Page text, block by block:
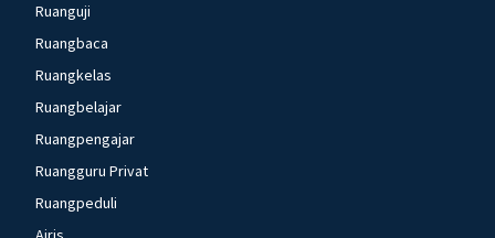
Ruanguji
Ruangbaca
Ruangkelas
Ruangbelajar
Ruangpengajar
Ruangguru Privat
Ruangpeduli